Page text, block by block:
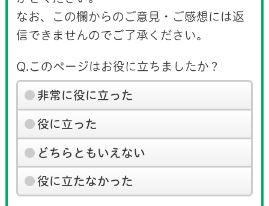
なお、この欄からのご意見・ご感想には返
信できませんのでご了承ください。
Q.このページはお役に立ちましたか？
非常に役に立った
役に立った
どちらともいえない
役に立たなかった